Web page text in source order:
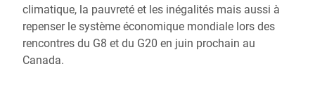
climatique, la pauvreté et les inégalités mais aussi à
repenser le système économique mondiale lors des
rencontres du G8 et du G20 en juin prochain au
Canada.